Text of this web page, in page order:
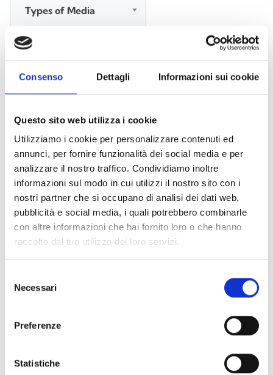
Consenso Dettagli Informazioni sui cookie
Questo sito web utilizza i cookie
Utilizziamo i cookie per personalizzare contenuti ed
annunci, per fornire funzionalità dei social media e per
analizzare il nostro traffico. Condividiamo inoltre
informazioni sul modo in cui utilizzi il nostro sito con i
nostri partner che si occupano di analisi dei dati web,
pubblicità e social media, i quali potrebbero combinarle
con altre informazioni che hai fornito loro o che hanno
raccolto dal tuo utilizzo dei loro servizi.
delNecessari
Preferenze
Statistiche
Accessories EB00 Bases - Materials
Accessories for detector testing - Materials(6)
Documents(6992)
Select All
Please log in before downloading content marked with
the icon lock
Types of Media
All languages
SEARCH